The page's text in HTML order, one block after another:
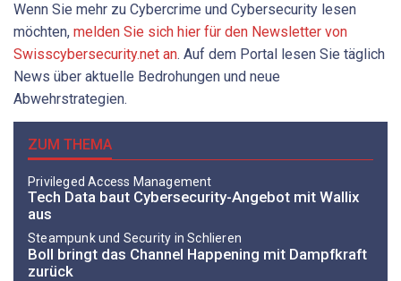
Wenn Sie mehr zu Cybercrime und Cybersecurity lesen
möchten, melden Sie sich hier für den Newsletter von
Swisscybersecurity.net an. Auf dem Portal lesen Sie täglich
News über aktuelle Bedrohungen und neue
Abwehrstrategien.
ZUM THEMA
Privileged Access Management
Tech Data baut Cybersecurity-Angebot mit Wallix
aus
Steampunk und Security in Schlieren
Boll bringt das Channel Happening mit Dampfkraft
zurück